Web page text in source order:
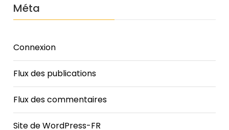
Méta
Connexion
Flux des publications
Flux des commentaires
Site de WordPress-FR